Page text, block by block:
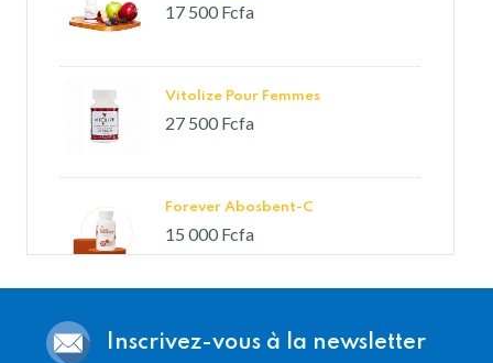
17 500 Fcfa
Vitolize Pour Femmes
27 500 Fcfa
Forever Abosbent-C
15 000 Fcfa
25 000 Fcfa
Inscrivez-vous à la newsletter